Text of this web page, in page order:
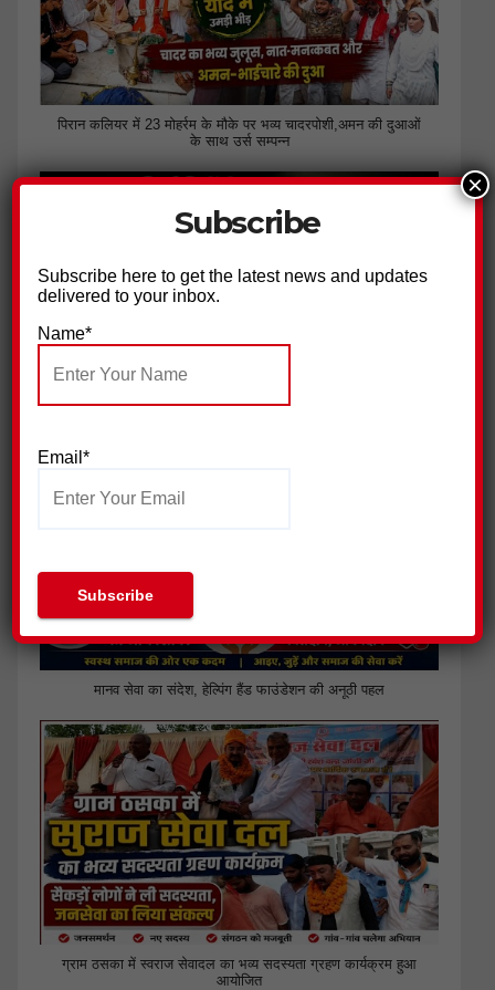
पिरान कलियर में 23 मोहर्रम के मौके पर भव्य चादरपोशी,अमन की दुआओं
के साथ उर्स सम्पन्न
मानव सेवा का संदेश, हेल्पिंग हैंड फाउंडेशन की अनूठी पहल
ग्राम ठसका में स्वराज सेवादल का भव्य सदस्यता ग्रहण कार्यक्रम हुआ
आयोजित
Subscribe
Subscribe here to get the latest news and updates
delivered to your inbox.
Name*
Email*
×